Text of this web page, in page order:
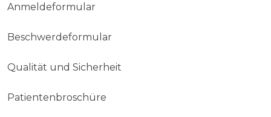
Anmeldeformular
Beschwerdeformular
Qualität und Sicherheit
Patientenbroschüre